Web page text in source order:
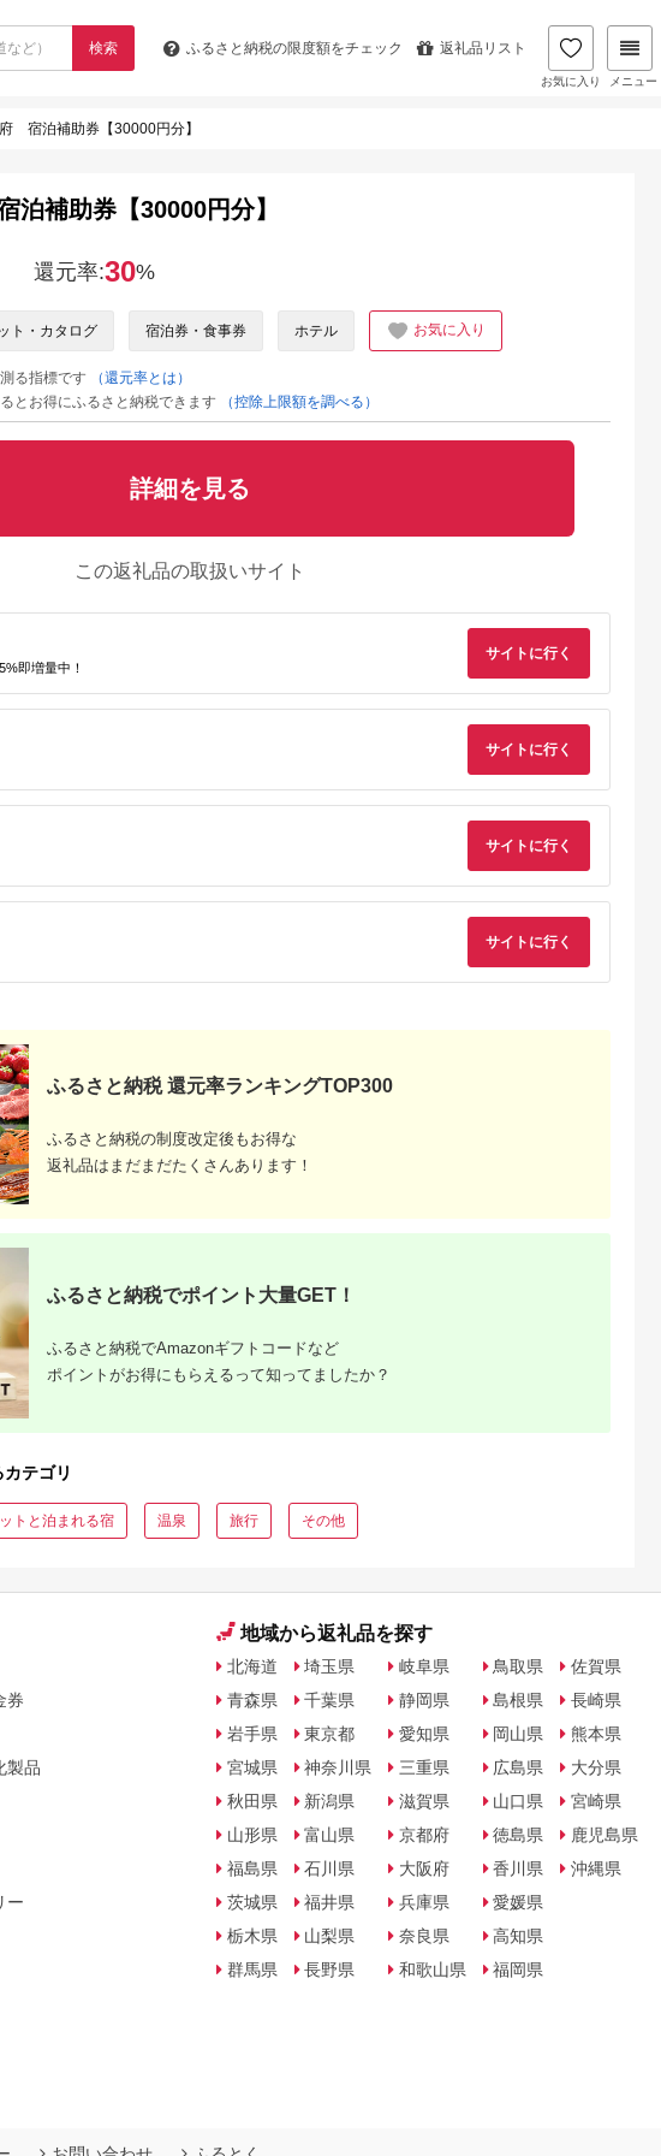
検索 ふるさと納税の限度額をチェック 返礼品リスト
お気に入り メニュー
宿泊補助券【30000円分】
ョイ
ス
セ
泊券
2名
ご
千葉県 木更津市
基準室 大人２名 宿
泊券 （平日限定） ふ
るさと納税 宿泊券 宿
5.0
133,000
山梨県 北杜市
助券 (30,000円分)
【選べる ホテルorコ
テージ】 宿泊 チケッ
寄付金額: 100,000
兵庫県 神戸市
小谷村のふるさと納
補助券【30000円分】
還元率:30%
ト・カタログ 宿泊券・食事券 ホテル お気に入り
る指標です
（還元率とは）
とお得にふるさと納税できます
（控除上限額を調べる）
詳細を見る
この返礼品の取扱いサイト
即増量中！
サイトに行く
サイトに行く
サイトに行く
サイトに行く
ふるさと納税 還元率ランキングTOP300
ふるさと納税の制度改定後もお得な
返礼品はまだまだたくさんあります！
ふるさと納税でポイント大量GET！
ふるさと納税でAmazonギフトコードなど
ポイントがお得にもらえるって知ってましたか？
テゴリ
トと泊まれる宿 温泉 旅行 その他
券
製品
ー
地域から返礼品を探す
北海道
青森県
岩手県
宮城県
秋田県
山形県
福島県
茨城県
栃木県
群馬県
埼玉県
千葉県
東京都
神奈川県
新潟県
富山県
石川県
福井県
山梨県
長野県
岐阜県
静岡県
愛知県
三重県
滋賀県
京都府
大阪府
兵庫県
奈良県
和歌山県
鳥取県
島根県
岡山県
広島県
山口県
徳島県
香川県
愛媛県
高知県
福岡県
佐賀県
長崎県
熊本県
大分県
宮崎県
鹿児島県
沖縄県